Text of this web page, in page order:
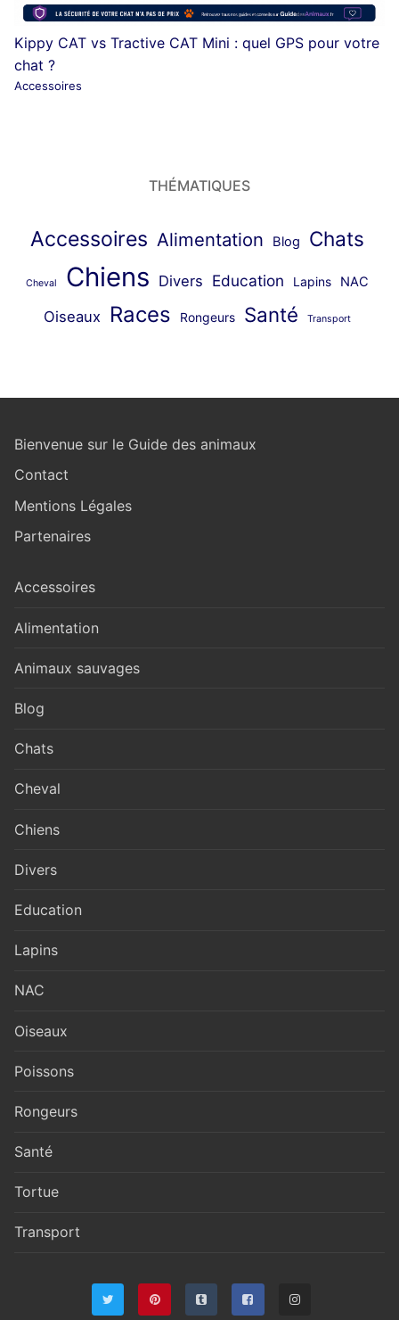
Kippy CAT vs Tractive CAT Mini : quel GPS pour votre
chat ?
Accessoires
THÉMATIQUES
Accessoires Alimentation Blog Chats
Cheval Chiens Divers Education Lapins NAC
Oiseaux Races Rongeurs Santé Transport
Bienvenue sur le Guide des animaux
Contact
Mentions Légales
Partenaires
Accessoires
Alimentation
Animaux sauvages
Blog
Chats
Cheval
Chiens
Divers
Education
Lapins
NAC
Oiseaux
Poissons
Rongeurs
Santé
Tortue
Transport